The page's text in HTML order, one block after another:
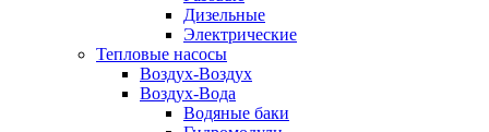
Дизельные
Электрические
Тепловые насосы
Воздух-Воздух
Воздух-Вода
Водяные баки